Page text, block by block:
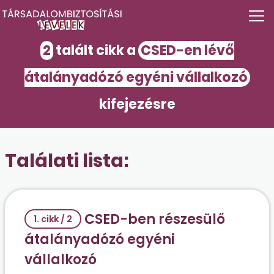
2talált cikk a CSED-en lévő
átalányadózó egyéni vállalkozó
kifejezésre
Találati lista:
1. cikk / 2
CSED-ben részesülő
átalányadózó egyéni
vállalkozó